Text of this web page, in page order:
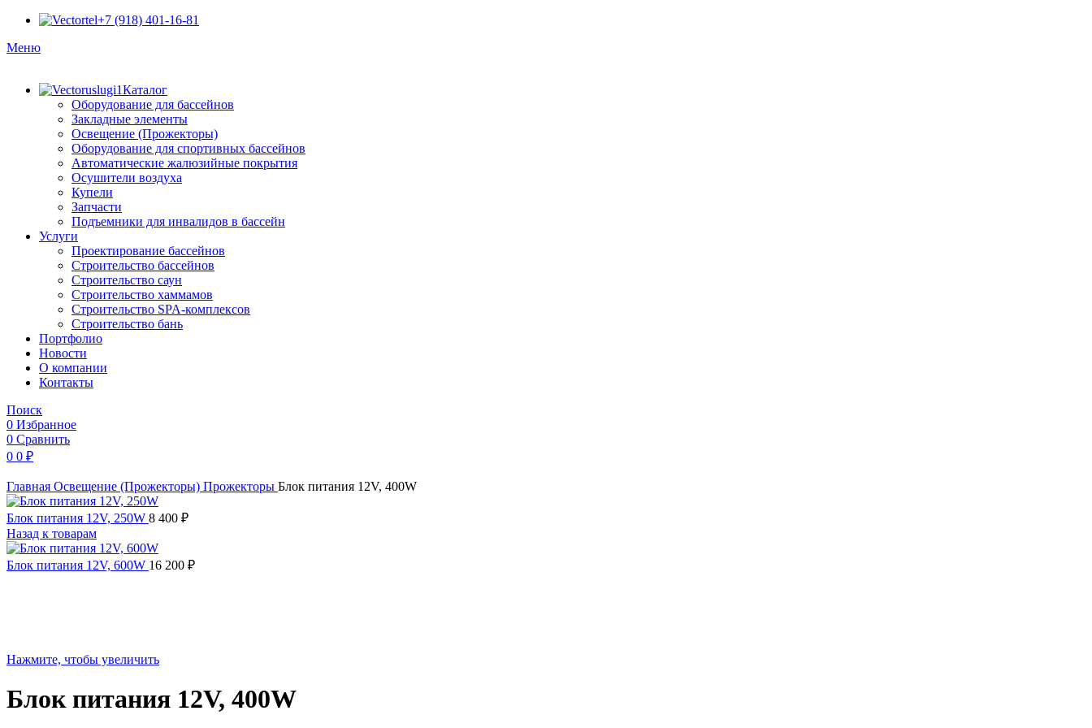
+7 (918) 401-16-81
Меню
Каталог
Оборудование для бассейнов
Закладные элементы
Освещение (Прожекторы)
Оборудование для спортивных бассейнов
Автоматические жалюзийные покрытия
Осушители воздуха
Купели
Запчасти
Подъемники для инвалидов в бассейн
Услуги
Проектирование бассейнов
Строительство бассейнов
Строительство саун
Строительство хаммамов
Строительство SPA-комплексов
Строительство бань
Портфолио
Новости
O компании
Контакты
Поиск
0 Избранное
0 Сравнить
0 0 ₽
Главная Освещение (Прожекторы) Прожекторы Блок питания 12V, 400W
Блок питания 12V, 250W 8 400 ₽
Назад к товарам
Блок питания 12V, 600W 16 200 ₽
Нажмите, чтобы увеличить
Блок питания 12V, 400W